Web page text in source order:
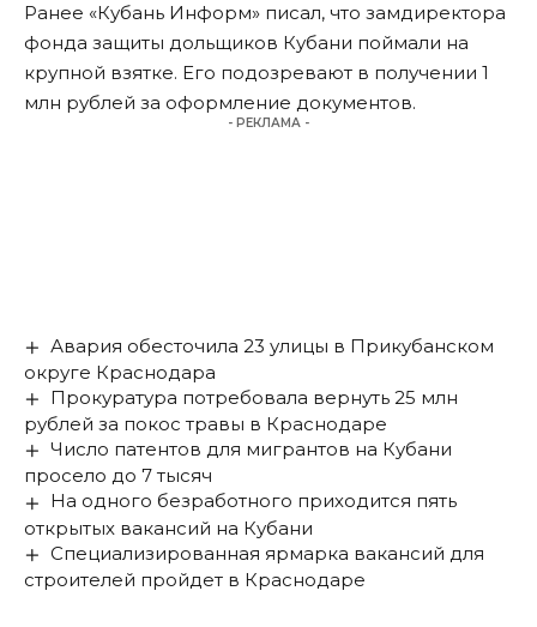
Ранее «Кубань Информ» писал, что замдиректора
фонда защиты дольщиков Кубани поймали на
крупной взятке. Его подозревают в получении 1
млн рублей за оформление документов.
- РЕКЛАМА -
Авария обесточила 23 улицы в Прикубанском
округе Краснодара
Прокуратура потребовала вернуть 25 млн
рублей за покос травы в Краснодаре
Число патентов для мигрантов на Кубани
просело до 7 тысяч
На одного безработного приходится пять
открытых вакансий на Кубани
Специализированная ярмарка вакансий для
строителей пройдет в Краснодаре